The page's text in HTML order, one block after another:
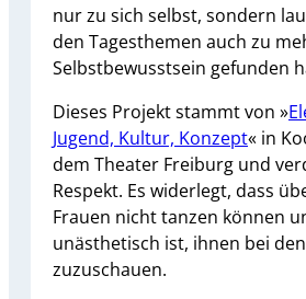
nur zu sich selbst, sondern
den Tagesthemen auch zu
Selbstbewusstsein gefunden
Dieses Projekt stammt von »
Jugend, Kultur, Konzept« in
dem Theater Freiburg und
Respekt. Es widerlegt, dass
Frauen nicht tanzen können
unästhetisch ist, ihnen bei
zuzuschauen.